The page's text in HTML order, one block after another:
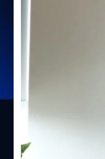
นวัตกรรมและความปลอด
ส่วนผสมหรือส่วนประกอบข